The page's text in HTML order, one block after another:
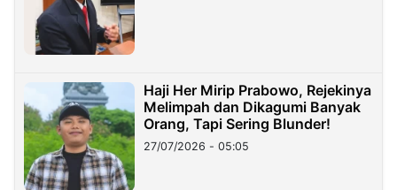
Haji Her Mirip Prabowo, Rejekinya
Melimpah dan Dikagumi Banyak
Orang, Tapi Sering Blunder!
27/07/2026 - 05:05